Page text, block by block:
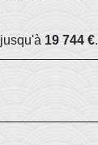
19 744 €.